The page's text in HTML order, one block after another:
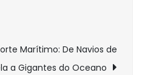
Marítimo: De Navios de
a Gigantes do Oceano